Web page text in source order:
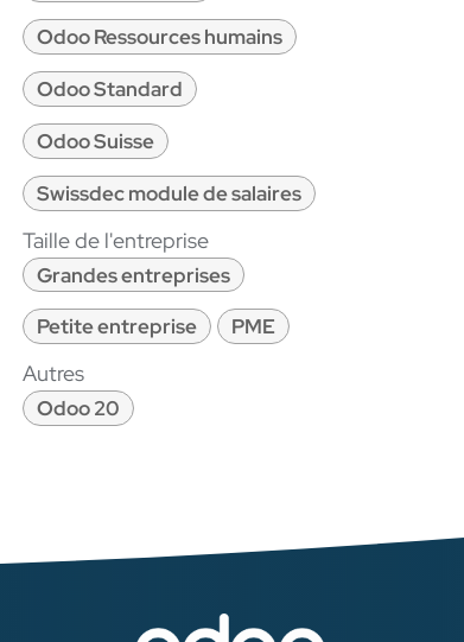
Odoo Ressources humains
Odoo Standard
Odoo Suisse
Swissdec module de salaires
Taille de l'entreprise
Grandes entreprises
Petite entreprise
PME
Autres
Odoo 20